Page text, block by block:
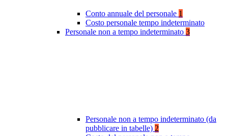
Conto annuale del personale 1
Costo personale tempo indeterminato
Personale non a tempo indeterminato 3
Personale non a tempo indeterminato (da
pubblicare in tabelle) 2